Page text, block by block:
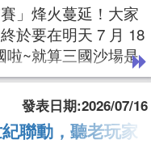
」烽火蔓延！大家
於要在明天 7 月 18
啦~就算三國沙場是
肯定是難過美人關
鎖定紫姝直播間，
時間】7/18 (六) 1
發表日期:2026/07/16
聯動，聽老玩家